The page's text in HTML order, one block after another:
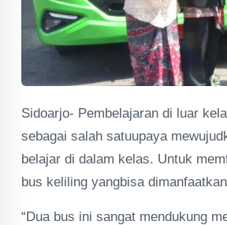
Sidoarjo- Pembelajaran di luar
sebagai salah satuupaya
belajar di dalam kelas. Untuk
bus keliling yangbisa
“Dua bus ini sangat mendukung